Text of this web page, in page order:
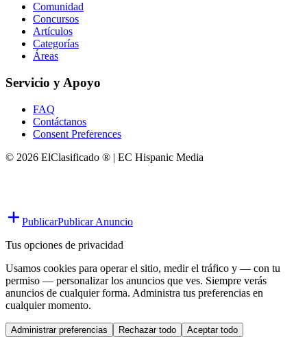
Comunidad
Concursos
Artículos
Categorías
Áreas
Servicio y Apoyo
FAQ
Contáctanos
Consent Preferences
© 2026 ElClasificado ® | EC Hispanic Media
PublicarPublicar Anuncio
Tus opciones de privacidad
Usamos cookies para operar el sitio, medir el tráfico y — con tu
permiso — personalizar los anuncios que ves. Siempre verás
anuncios de cualquier forma. Administra tus preferencias en
cualquier momento.
Administrar preferencias Rechazar todo Aceptar todo